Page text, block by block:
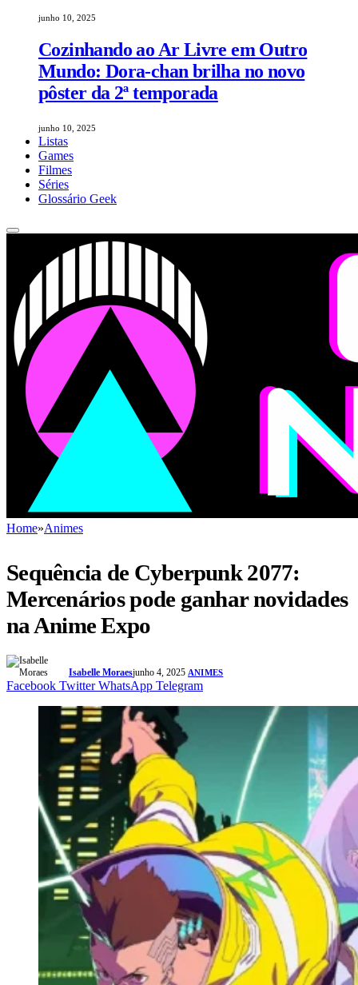
junho 10, 2025
Cozinhando ao Ar Livre em Outro
Mundo: Dora-chan brilha no novo
pôster da 2ª temporada
junho 10, 2025
Listas
Games
Filmes
Séries
Glossário Geek
Home»Animes
Sequência de Cyberpunk 2077:
Mercenários pode ganhar novidades
na Anime Expo
Isabelle Moraesjunho 4, 2025 ANIMES
Facebook Twitter WhatsApp Telegram